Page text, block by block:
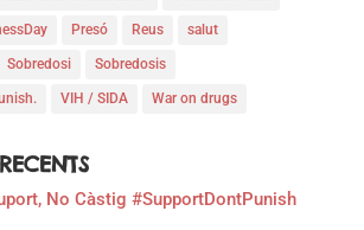
Presó Reus salut
Sobredosi Sobredosis
VIH / SIDA War on drugs
No Càstig #SupportDontPunish